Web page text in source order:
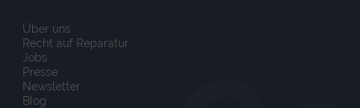
Über uns
Recht auf Reparatur
Jobs
Presse
Newsletter
Blog